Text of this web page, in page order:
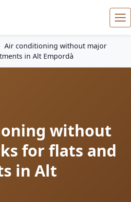
Air conditioning without major
in Alt Empordà
without
for flats and
in Alt